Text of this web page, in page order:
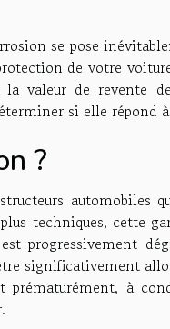
se pose
de votre
valeur de revente
si elle répond
?
automobiles
techniques, cette
progressivement
significativement
prématurément, à